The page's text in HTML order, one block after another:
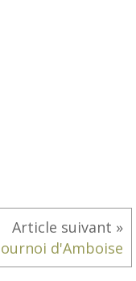
d'Amboise